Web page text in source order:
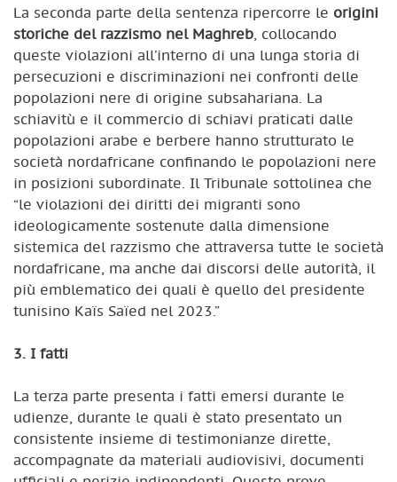
La seconda parte della sentenza ripercorre le origini
storiche del razzismo nel Maghreb , collocando
queste violazioni all’interno di una lunga storia di
persecuzioni e discriminazioni nei confronti delle
popolazioni nere di origine subsahariana. La
schiavitù e il commercio di schiavi praticati dalle
popolazioni arabe e berbere hanno strutturato le
società nordafricane confinando le popolazioni nere
in posizioni subordinate. Il Tribunale sottolinea che
“le violazioni dei diritti dei migranti sono
ideologicamente sostenute dalla dimensione
sistemica del razzismo che attraversa tutte le società
nordafricane, ma anche dai discorsi delle autorità, il
più emblematico dei quali è quello del presidente
tunisino Kaïs Saïed nel 2023.”
3. I fatti
La terza parte presenta i fatti emersi durante le
udienze, durante le quali è stato presentato un
consistente insieme di testimonianze dirette,
accompagnate da materiali audiovisivi, documenti